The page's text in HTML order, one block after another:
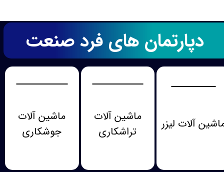
دپارتمان های فرد صنعت
آلات لیزر
ماشین آلات
تراشکاری
ماشین آلات
جوشکاری